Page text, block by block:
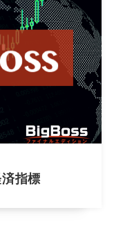
指標